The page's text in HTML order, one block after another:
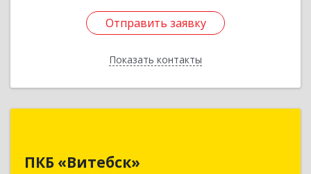
Отправить заявку
Показать контакты
Отправить заявку
Назад
ПКБ «Витебск»
Республика Беларусь, 210026, г. Витебск, ул.